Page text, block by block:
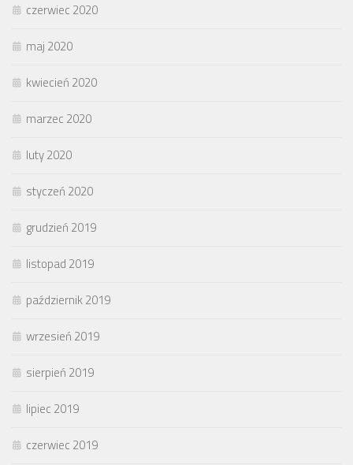
czerwiec 2020
maj 2020
kwiecień 2020
marzec 2020
luty 2020
styczeń 2020
grudzień 2019
listopad 2019
październik 2019
wrzesień 2019
sierpień 2019
lipiec 2019
czerwiec 2019